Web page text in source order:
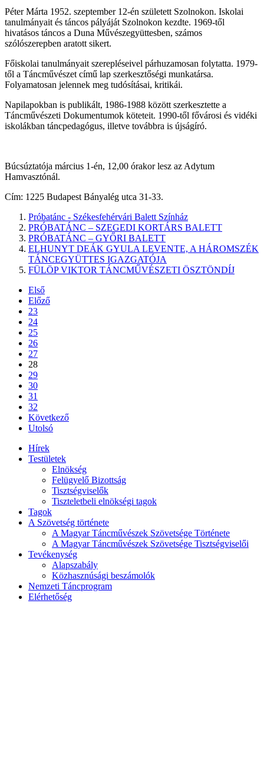
Péter Márta 1952. szeptember 12-én született Szolnokon. Iskolai
tanulmányait és táncos pályáját Szolnokon kezdte. 1969-től
hivatásos táncos a Duna Művészegyüttesben, számos
szólószerepben aratott sikert.
Főiskolai tanulmányait szerepléseivel párhuzamosan folytatta. 1979-
től a Táncművészet című lap szerkesztőségi munkatársa.
Folyamatosan jelennek meg tudósításai, kritikái.
Napilapokban is publikált, 1986-1988 között szerkesztette a
Táncművészeti Dokumentumok köteteit. 1990-től fővárosi és vidéki
iskolákban táncpedagógus, illetve továbbra is újságíró.
Búcsúztatója március 1-én, 12,00 órakor lesz az Adytum
Hamvasztónál.
Cím: 1225 Budapest Bányalég utca 31-33.
Próbatánc - Székesfehérvári Balett Színház
PRÓBATÁNC – SZEGEDI KORTÁRS BALETT
PRÓBATÁNC – GYŐRI BALETT
ELHUNYT DEÁK GYULA LEVENTE, A HÁROMSZÉK
TÁNCEGYÜTTES IGAZGATÓJA
FÜLÖP VIKTOR TÁNCMŰVÉSZETI ÖSZTÖNDÍJ
Első
Előző
23
24
25
26
27
28
29
30
31
32
Következő
Utolsó
Hírek
Testületek
Elnökség
Felügyelő Bizottság
Tisztségviselők
Tiszteletbeli elnökségi tagok
Tagok
A Szövetség története
A Magyar Táncművészek Szövetsége Története
A Magyar Táncművészek Szövetsége Tisztségviselői
Tevékenység
Alapszabály
Közhasznúsági beszámolók
Nemzeti Táncprogram
Elérhetőség